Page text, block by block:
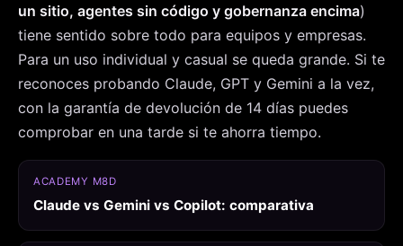
un sitio, agentes sin código y gobernanza encima)
tiene sentido sobre todo para equipos y empresas.
Para un uso individual y casual se queda grande. Si te
reconoces probando Claude, GPT y Gemini a la vez,
con la garantía de devolución de 14 días puedes
comprobar en una tarde si te ahorra tiempo.
ACADEMY M8D
Claude vs Gemini vs Copilot: comparativa